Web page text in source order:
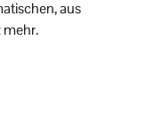
aus
mehr.